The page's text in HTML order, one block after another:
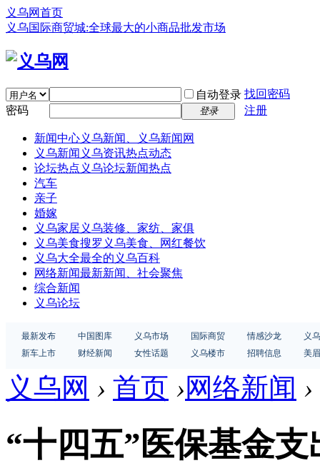
义乌网首页
义乌国际商贸城:全球最大的小商品批发市场
自动登录 找回密码
密码
登录 注册
新闻中心义乌新闻、义乌新闻网
义乌新闻 义乌资讯热点动态
论坛热点 义乌论坛新闻热点
汽车
亲子
婚嫁
义乌家居义乌装修、家纺、家俱
义乌美食搜罗义乌美食、网红餐饮
义乌大全最全的义乌百科
网络新闻最新新闻、社会聚焦
综合新闻
义乌论坛
最新发布 中国图库 义乌市场 国际商贸 情感沙龙
义
新车上市
财经新闻 女性话题 义乌楼市 招聘信息 美
义乌网 › 首页 ›网络新闻 ›
“十四五”医保基金